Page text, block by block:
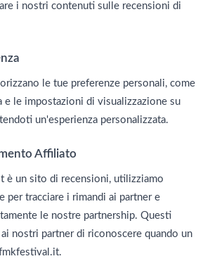
i nostri contenuti sulle recensioni di
le tue preferenze personali, come
e le impostazioni di visualizzazione su
un'esperienza personalizzata.
Affiliato
è un sito di recensioni, utilizziamo
per tracciare i rimandi ai partner e
le nostre partnership. Questi
nostri partner di riconoscere quando un